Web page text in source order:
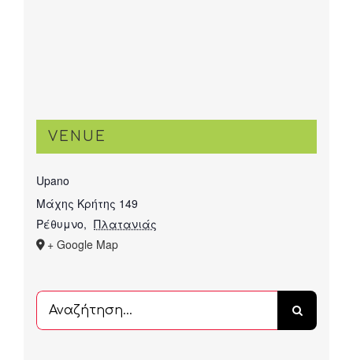
VENUE
Upano
Μάχης Κρήτης 149
Ρέθυμνο, Πλατανιάς
+ Google Map
Αναζήτηση
...